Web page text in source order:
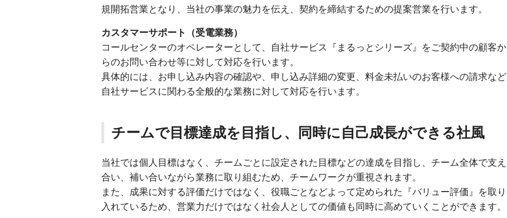
規開拓営業となり、当社の事業の魅力を伝え、契約を締結するための提案営業を行います。
カスタマーサポート（受電業務）
コールセンターのオペレーターとして、自社サービス『まるっとシリーズ』をご契約中の顧客か
らのお問い合わせ等に対して対応を行います。
具体的には、お申し込み内容の確認や、申し込み詳細の変更、料金未払いのお客様への請求など
自社サービスに関わる全般的な業務に対して対応を行います。
チームで目標達成を目指し、同時に自己成長ができる社風
当社では個人目標はなく、チームごとに設定された目標などの達成を目指し、チーム全体で支え
合い、補い合いながら業務に取り組むため、チームワークが重視されます。
また、成果に対する評価だけではなく、役職ごとなどよって定められた『バリュー評価』を取り
入れているため、営業力だけではなく社会人としての価値も同時に高めていくことができます。